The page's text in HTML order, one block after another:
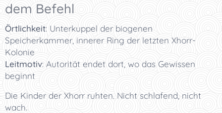
dem Befehl
Örtlichkeit: Unterkuppel der biogenen
Speicherkammer, innerer Ring der letzten Xhorr-
Kolonie
Leitmotiv: Autorität endet dort, wo das Gewissen
beginnt
Die Kinder der Xhorr ruhten. Nicht schlafend, nicht
wach.